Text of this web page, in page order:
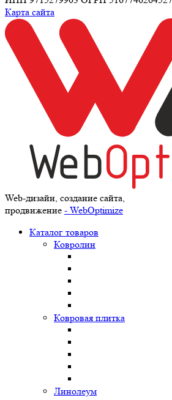
Карта сайта
Web-дизайн, создание сайта,
продвижение - WebOptimize
Каталог товаров
Ковролин
Ковровая плитка
Линолеум